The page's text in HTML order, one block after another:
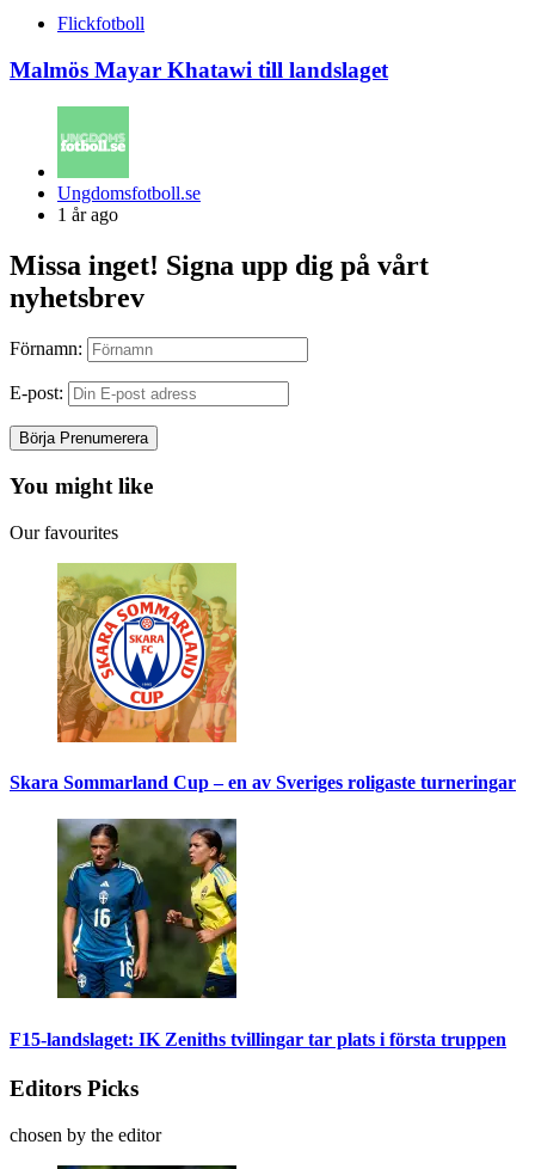
Flickfotboll
Malmös Mayar Khatawi till landslaget
Posted
by
Ungdomsfotboll.se
1 år ago
Missa inget! Signa upp dig på vårt
nyhetsbrev
Förnamn:
E-post:
You might like
Our favourites
Skara Sommarland Cup – en av Sveriges roligaste turneringar
F15-landslaget: IK Zeniths tvillingar tar plats i första truppen
Editors Picks
chosen by the editor